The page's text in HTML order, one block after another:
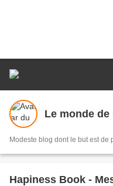
Le monde
Modeste blog dont le but est
Hapiness Book -